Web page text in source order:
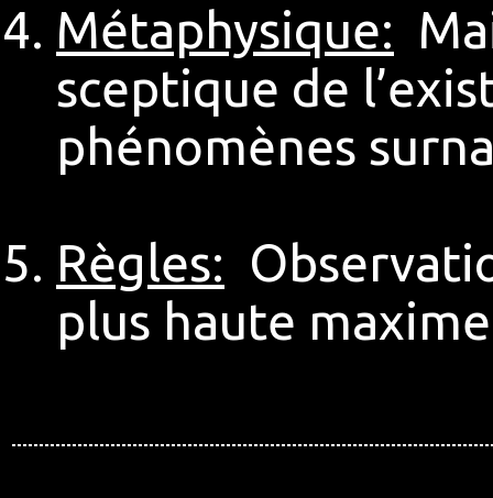
Métaphysique:
sceptique de
phénomènes
Règles:
plus haute